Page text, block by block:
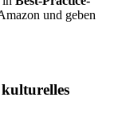
und geben